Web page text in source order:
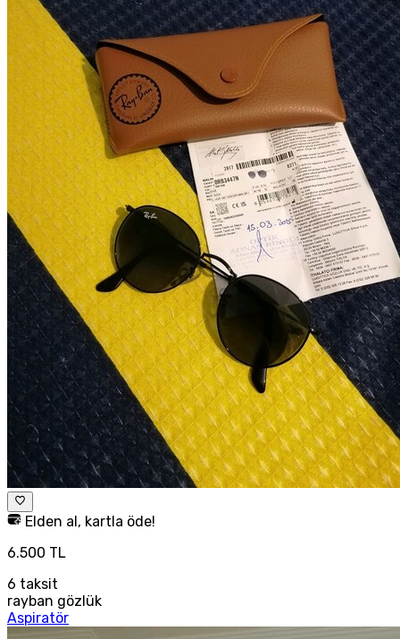
Elden al, kartla öde!
6.500 TL
6 taksit
rayban gözlük
Aspiratör